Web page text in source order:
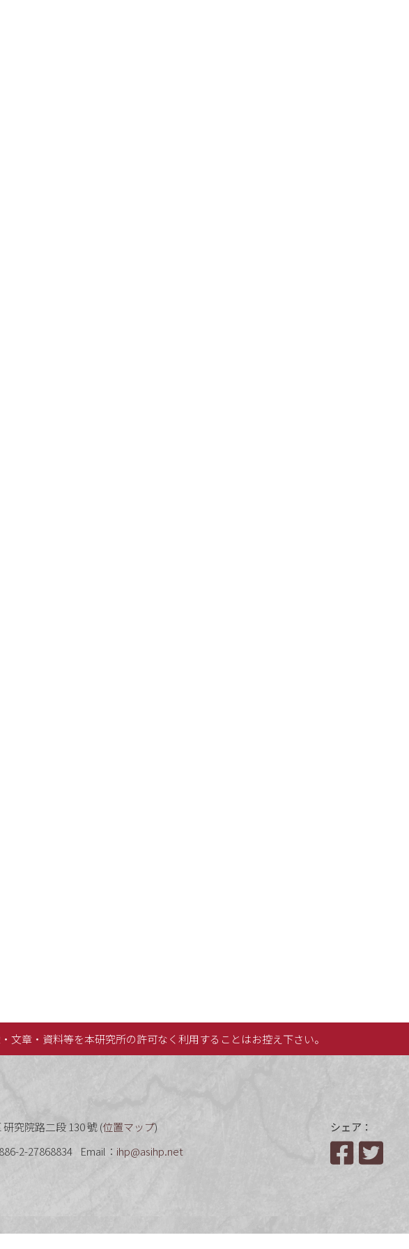
文章・資料等を本研究所の許可なく利用することはお控え下さい。
究院路二段 130 號 (位置マップ)
2-27868834 Email： ihp@asihp.net
シェア：
Facebook